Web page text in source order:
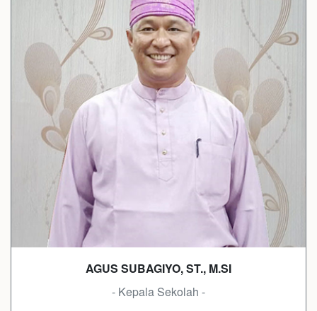
AGUS SUBAGIYO, ST., M.SI
- Kepala Sekolah -